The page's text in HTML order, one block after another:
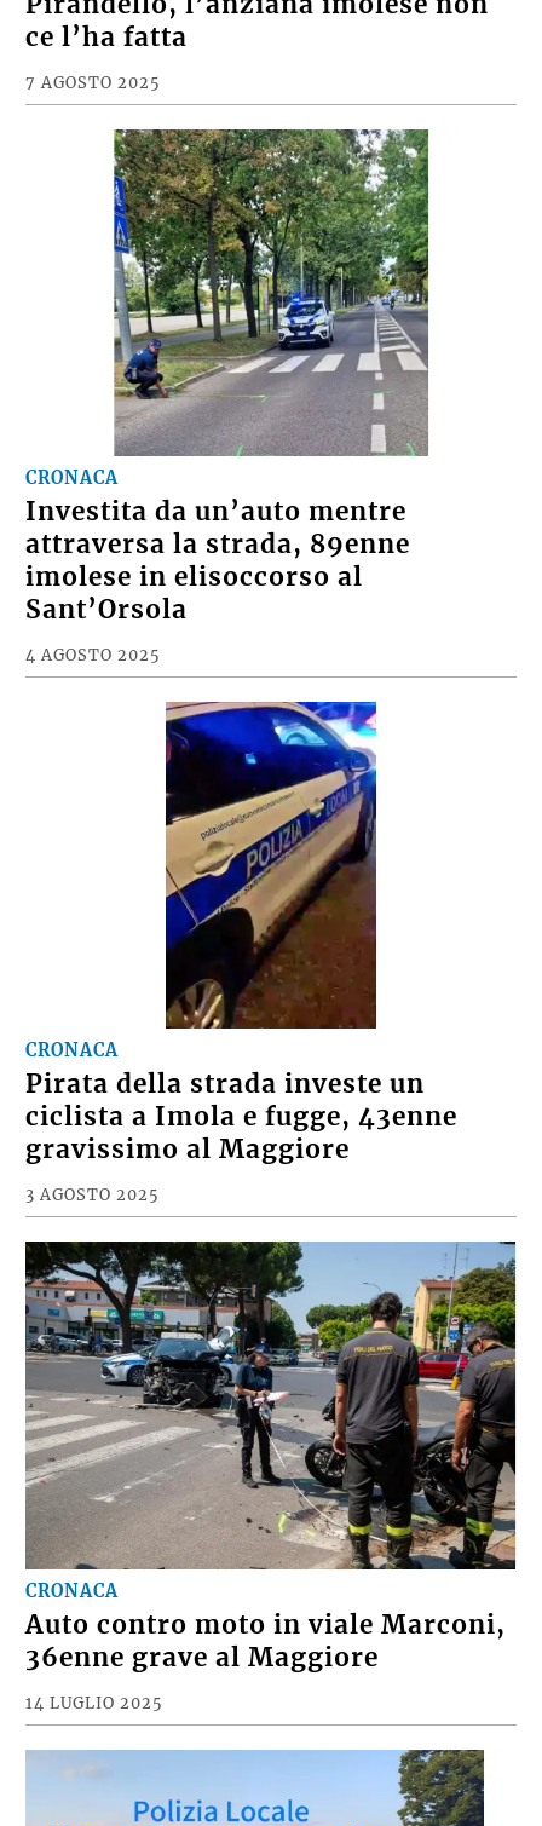
ce l’ha fatta
7 AGOSTO 2025
CRONACA
Investita da un’auto mentre
attraversa la strada, 89enne
imolese in elisoccorso al
Sant’Orsola
4 AGOSTO 2025
CRONACA
Pirata della strada investe un
ciclista a Imola e fugge, 43enne
gravissimo al Maggiore
3 AGOSTO 2025
CRONACA
Auto contro moto in viale Marconi,
36enne grave al Maggiore
14 LUGLIO 2025